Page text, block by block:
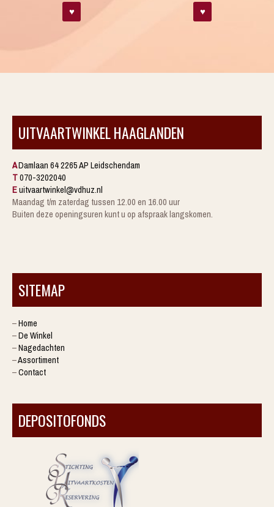
♥ ♥
UITVAARTWINKEL HAAGLANDEN
ADamlaan 64 2265 AP Leidschendam
T070-3202040
Euitvaartwinkel@vdhuz.nl
Maandag t/m zaterdag tussen 12.00 en 16.00 uur
Buiten deze openingsuren kunt u op afspraak langskomen.
SITEMAP
–Home
–De Winkel
–Nagedachten
–Assortiment
–Contact
DEPOSITOFONDS